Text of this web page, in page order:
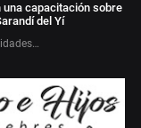
capacitación sobre
del Yí